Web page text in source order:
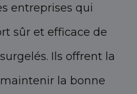
entreprises qui
sûr et efficace de
Ils offrent la
la bonne